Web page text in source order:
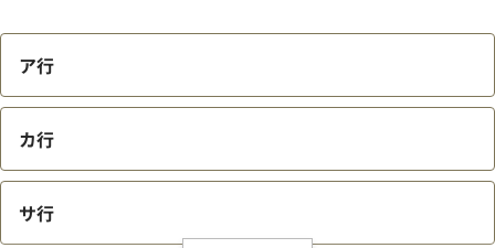
ア行
カ行
サ行